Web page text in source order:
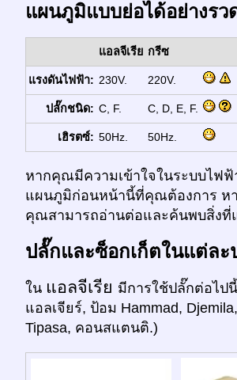
แผนภูมิแบบย่อได้อย่างรว
แอลจีเรีย กรีซ
แรงดันไฟฟ้า: 230V. 220V.
ปลั๊กชนิด: C, F. C, D, E, F.
เฮิรตซ์: 50Hz. 50Hz.
หากคุณมีความเข้าใจในระบบไฟฟ้
แผนภูมิก่อนหน้านี้ที่คุณต้องการ ห
คุณสามารถอ่านต่อและค้นพบสิ่งที่
ปลั๊กและซ็อกเก็ตในแต่ละ
ใน แอลจีเรีย มีการใช้ปลั๊กต่อไป
แอลเจียร์, ป้อม Hammad,
Tipasa, คอนสแตนติ.)